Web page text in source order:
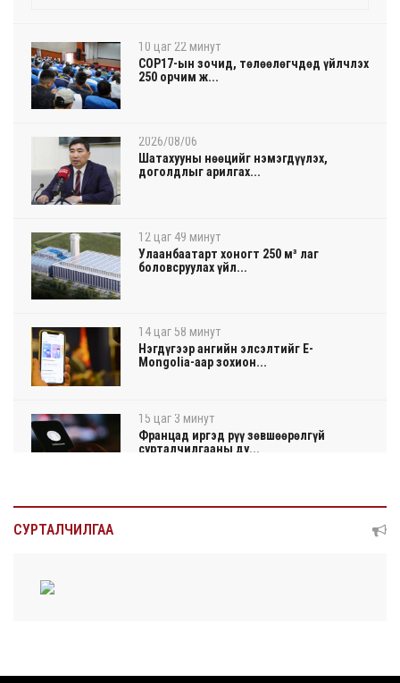
10 цаг 22 минут
COP17-ын зочид, төлөөлөгчдөд үйлчлэх
250 орчим ж...
2026/08/06
Шатахууны нөөцийг нэмэгдүүлэх,
доголдлыг арилгах...
12 цаг 49 минут
Улаанбаатарт хоногт 250 м³ лаг
боловсруулах үйл...
14 цаг 58 минут
Нэгдүгээр ангийн элсэлтийг E-
Mongolia-аар зохион...
15 цаг 3 минут
Францад иргэд рүү зөвшөөрөлгүй
сурталчилгааны ду...
15 цаг 7 минут
СУРТАЛЧИЛГАА